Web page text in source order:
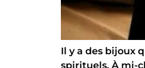
Il y a des bijoux
spirituels. À mi-